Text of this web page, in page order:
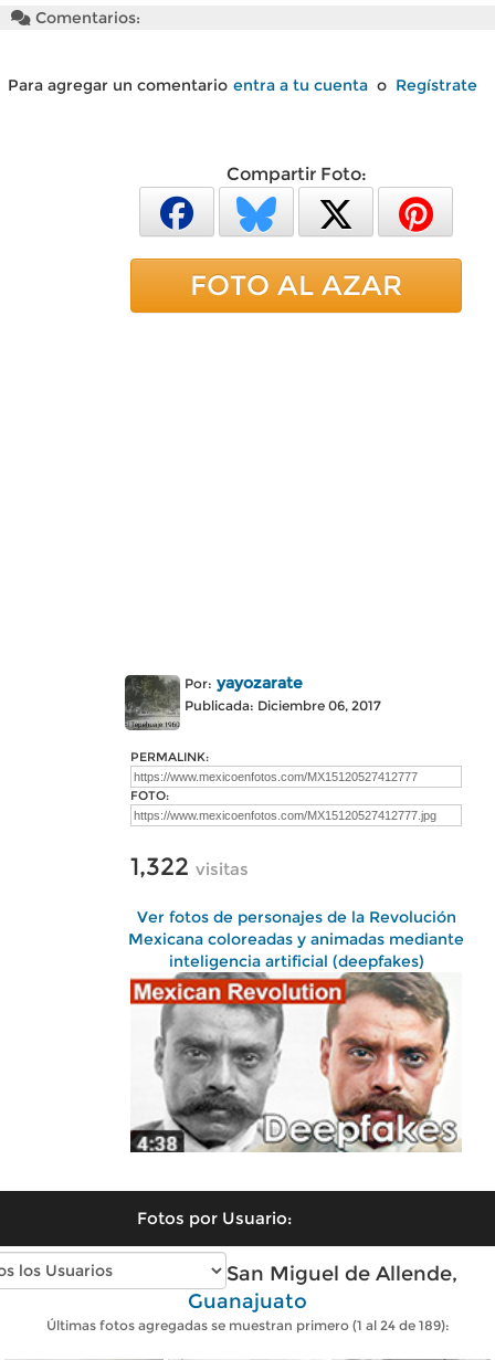
Comentarios:
Para agregar un comentario entra a tu cuenta o Regístrate
Compartir Foto:
FOTO AL AZAR
Por: yayozarate
Publicada: Diciembre 06, 2017
PERMALINK:
FOTO:
1,322 visitas
Ver fotos de personajes de la Revolución
Mexicana coloreadas y animadas mediante
inteligencia artificial (deepfakes)
Fotos por Usuario:
Fotos antiguas de San Miguel de Allende,
Guanajuato
Últimas fotos agregadas se muestran primero (1 al 24 de 189):